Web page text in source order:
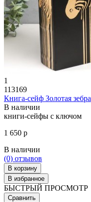
1
113169
Книга-сейф Золотая зебра
В наличии
книги-сейфы с ключом
1 650 р
В наличии
(0) отзывов
В корзину
В избранное
БЫСТРЫЙ ПРОСМОТР
Сравнить